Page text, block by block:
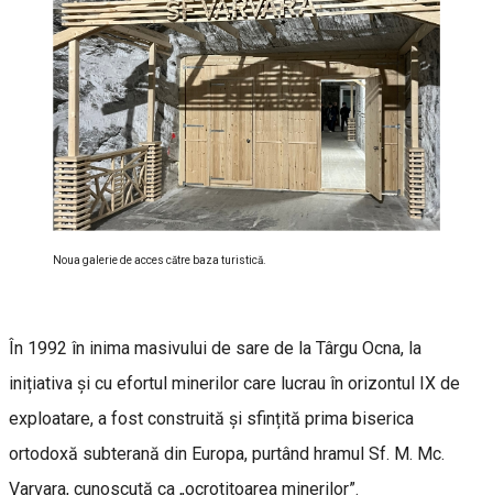
Noua galerie de acces către baza turistică.
În 1992 în inima masivului de sare de la Târgu Ocna, la
inițiativa și cu efortul minerilor care lucrau în orizontul IX de
exploatare, a fost construită și sfințită prima biserica
ortodoxă subterană din Europa, purtând hramul Sf. M. Mc.
Varvara, cunoscută ca „ocrotitoarea minerilor”.